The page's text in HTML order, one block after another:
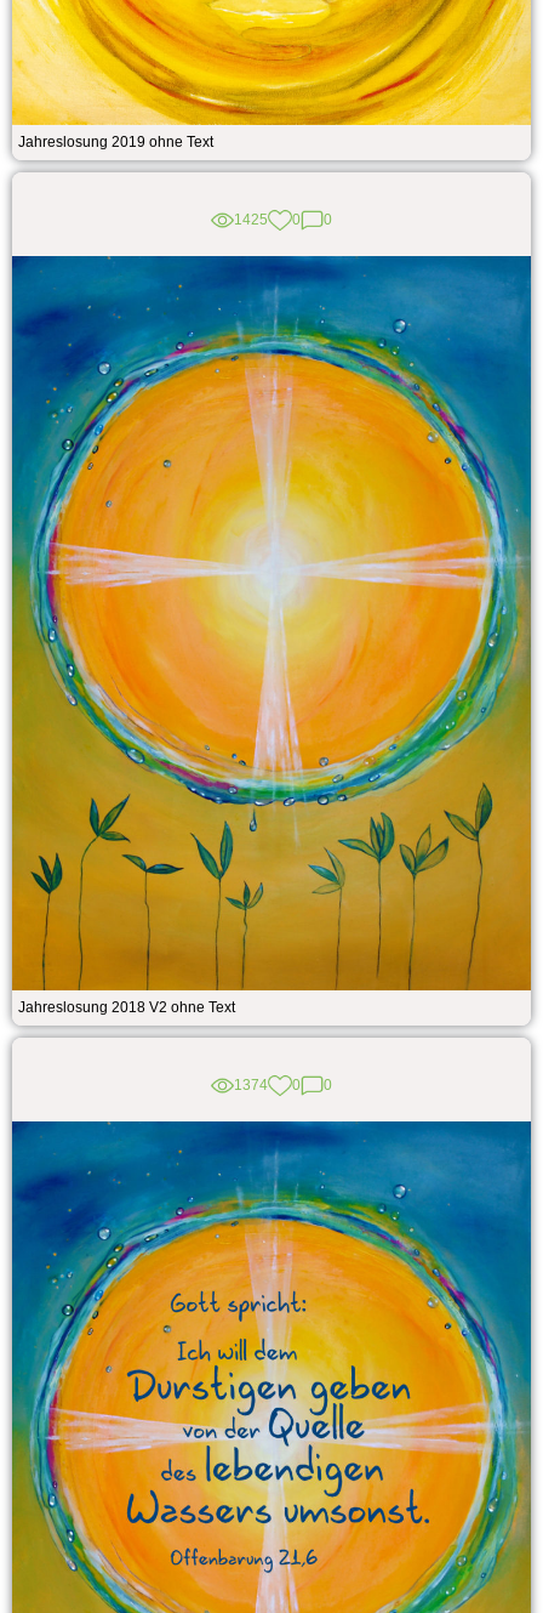
Jahreslosung 2019 ohne Text
1425 0 0
Jahreslosung 2018 V2 ohne Text
1374 0 0